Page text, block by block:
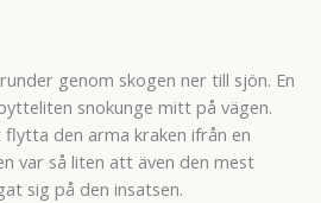
genom skogen ner till sjön. En
snokunge mitt på vägen.
den arma kraken ifrån en
var så liten att även den mest
sig på den insatsen.